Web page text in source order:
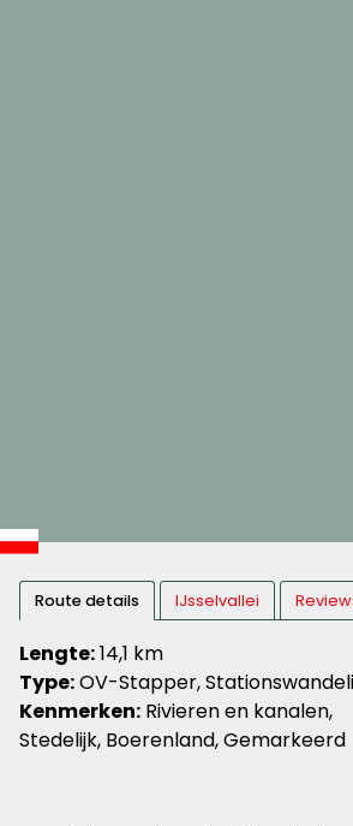
Route details IJsselvallei
Lengte:14,1 km
Type:OV-Stapper,
Kenmerken: Rivieren en kanalen,
Stedelijk, Boerenland, Gemarkeerd